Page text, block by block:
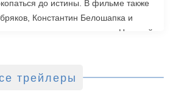
до истины. В фильме также
Константин Белошапка и
картины выступил Николай
трейлеры